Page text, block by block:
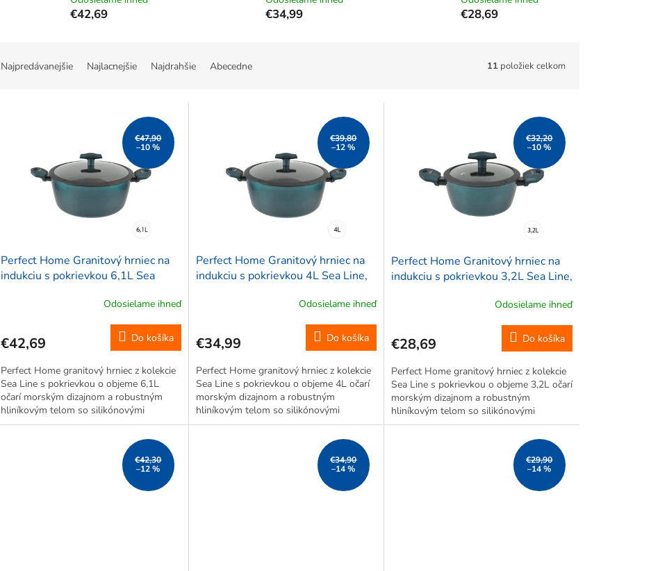
€42,69 €34,99 €28,69
Najpredávanejšie Najlacnejšie Najdrahšie Abecedne 11 položiek celkom
€47,90
–10 %
Perfect Home Granitový hrniec na
indukciu s pokrievkou 6,1L Sea
Odosielame ihneď
€42,69 Do košíka
Perfect Home granitový hrniec z kolekcie
Sea Line s pokrievkou o objeme 6,1L
očarí morským dizajnom a robustným
hliníkovým telom so silikónovými
úchytkami pre bezpečné používanie.
Nepriľnavý povrch umožňuje zdravé
€39,80
–12 %
Perfect Home Granitový hrniec na
indukciu s pokrievkou 4L Sea Line,
Odosielame ihneď
€34,99 Do košíka
Perfect Home granitový hrniec z kolekcie
Sea Line s pokrievkou o objeme 4L očarí
morským dizajnom a robustným
hliníkovým telom so silikónovými
úchytkami pre bezpečné používanie.
Nepriľnavý povrch umožňuje zdravé
€32,20
–10 %
Perfect Home Granitový hrniec na
indukciu s pokrievkou 3,2L Sea Line,
Odosielame ihneď
€28,69 Do košíka
Perfect Home granitový hrniec z kolekcie
Sea Line s pokrievkou o objeme 3,2L očarí
morským dizajnom a robustným
hliníkovým telom so silikónovými
úchytkami pre bezpečné používanie.
Nepriľnavý povrch umožňuje zdravé
€42,30
–12 %
€34,90
–14 %
€29,90
–14 %